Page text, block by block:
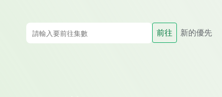
前往 新的優先